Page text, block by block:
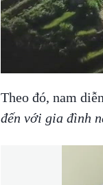
00:56
Theo đó, nam
đến với gia đình